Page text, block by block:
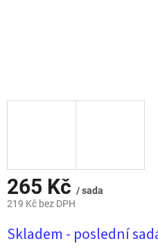
265 Kč / sada
219 Kč bez DPH
cena:
Skladem - poslední